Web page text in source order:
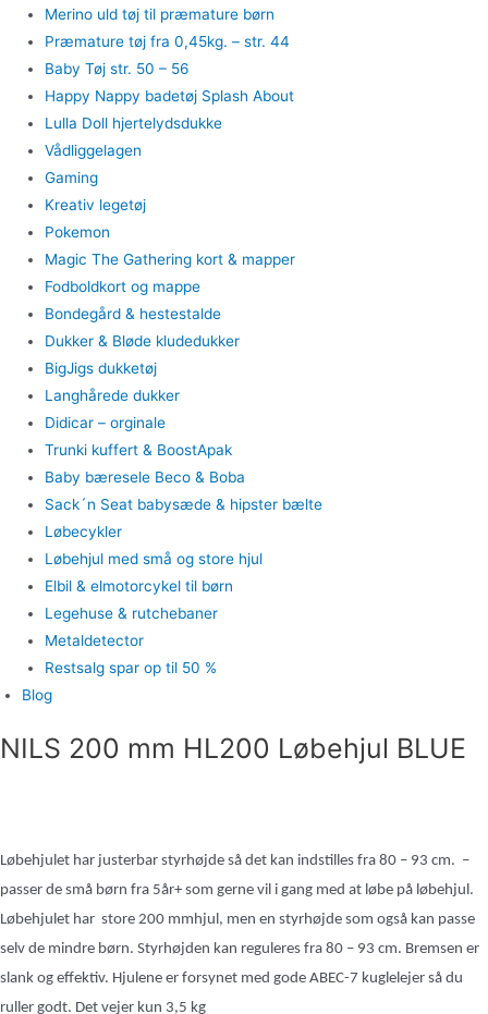
Merino uld tøj til præmature børn
Præmature tøj fra 0,45kg. – str. 44
Baby Tøj str. 50 – 56
Happy Nappy badetøj Splash About
Lulla Doll hjertelydsdukke
Vådliggelagen
Gaming
Kreativ legetøj
Pokemon
Magic The Gathering kort & mapper
Fodboldkort og mappe
Bondegård & hestestalde
Dukker & Bløde kludedukker
BigJigs dukketøj
Langhårede dukker
Didicar – orginale
Trunki kuffert & BoostApak
Baby bæresele Beco & Boba
Sack´n Seat babysæde & hipster bælte
Løbecykler
Løbehjul med små og store hjul
Elbil & elmotorcykel til børn
Legehuse & rutchebaner
Metaldetector
Restsalg spar op til 50 %
Blog
NILS 200 mm HL200 Løbehjul BLUE
Løbehjulet har justerbar styrhøjde så det kan indstilles fra 80 – 93 cm. –
passer de små børn fra 5år+ som gerne vil i gang med at løbe på løbehjul.
Løbehjulet har store 200 mmhjul, men en styrhøjde som også kan passe
selv de mindre børn. Styrhøjden kan reguleres fra 80 – 93 cm. Bremsen er
slank og effektiv. Hjulene er forsynet med gode ABEC-7 kuglelejer så du
ruller godt. Det vejer kun 3,5 kg